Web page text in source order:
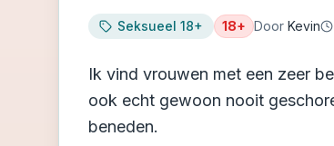
Seksueel 18+ 18+ Door Kevin
Ik vind vrouwen met een zeer
ook echt gewoon nooit
beneden.